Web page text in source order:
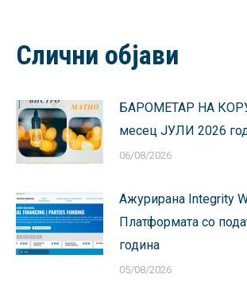
Слични објави
БАРОМЕТАР НА
месец ЈУЛИ 2026
06/08/2026
Ажурирана Integrity
Платформата со
година
05/08/2026